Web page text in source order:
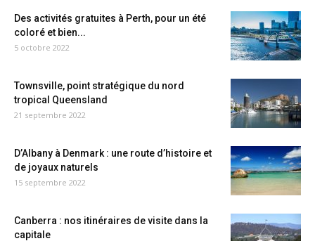
Des activités gratuites à Perth, pour un été
coloré et bien...
5 octobre 2022
Townsville, point stratégique du nord
tropical Queensland
21 septembre 2022
D’Albany à Denmark : une route d’histoire et
de joyaux naturels
15 septembre 2022
Canberra : nos itinéraires de visite dans la
capitale